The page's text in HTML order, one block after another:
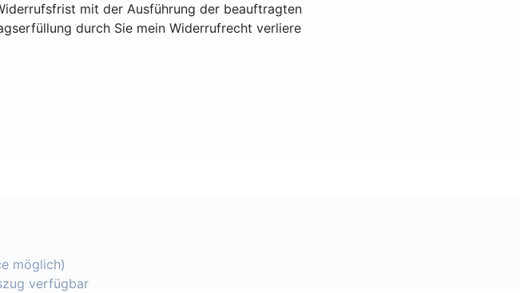
mit der Ausführung der beauftragten
durch Sie mein Widerrufrecht verliere
möglich)
verfügbar